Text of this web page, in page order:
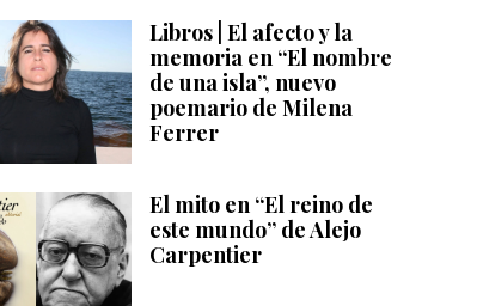
Libros | El afecto y la
memoria en “El nombre
de una isla”, nuevo
poemario de Milena
Ferrer
El mito en “El reino de
este mundo” de Alejo
Carpentier